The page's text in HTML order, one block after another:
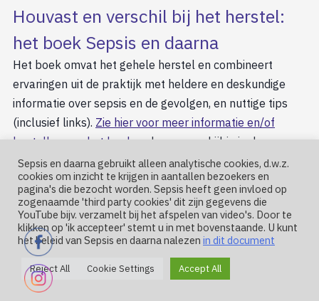
Houvast en verschil bij het herstel:
het boek Sepsis en daarna
Het boek omvat het gehele herstel en combineert
ervaringen uit de praktijk met heldere en deskundige
informatie over sepsis en de gevolgen, en nuttige tips
(inclusief links). Zie hier voor meer informatie en/of
bestellen van het boek
, ook voor een kijkje in de
inhouds-opgave. Het boek telt 152 pagina’s, is uit passie
geschreven en wil houvast bieden voor patiënt en
naaste. Voor naasten ook een steun tijdens de
(IC)opname.
Ex-patiënten gevraagd voor een
interview
Sepsis en daarna gebruikt alleen analytische cookies, d.w.z.
cookies om inzicht te krijgen in aantallen bezoekers en
pagina's die bezocht worden. Sepsis heeft geen invloed op
zogenaamde 'third party cookies' dit zijn gegevens die
YouTube bijv. verzamelt bij het afspelen van video's. Door te
klikken op 'ik accepteer' stemt u in met bovenstaande. U kunt
het beleid van Sepsis en daarna nalezen in dit document
Reject All Cookie Settings Accept All